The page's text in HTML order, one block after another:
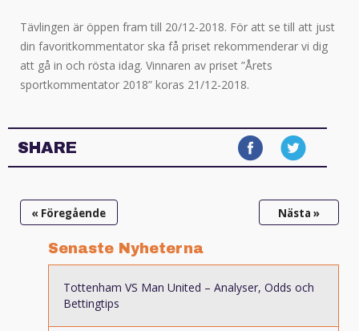
Tävlingen är öppen fram till 20/12-2018. För att se till att just
din favoritkommentator ska få priset rekommenderar vi dig
att gå in och rösta idag. Vinnaren av priset ”Årets
sportkommentator 2018” koras 21/12-2018.
SHARE
« Föregående Nästa »
Senaste Nyheterna
Tottenham VS Man United – Analyser, Odds och
Bettingtips